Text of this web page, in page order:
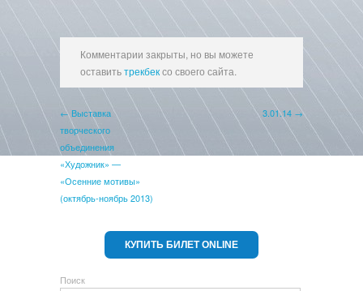
Комментарии закрыты, но вы можете
оставитьтрекбексо своего сайта.
← Выставка
творческого
объединения
«Художник» —
«Осенние мотивы»
(октябрь-ноябрь 2013)
3.01.14 →
КУПИТЬ БИЛЕТ ONLINE
Поиск